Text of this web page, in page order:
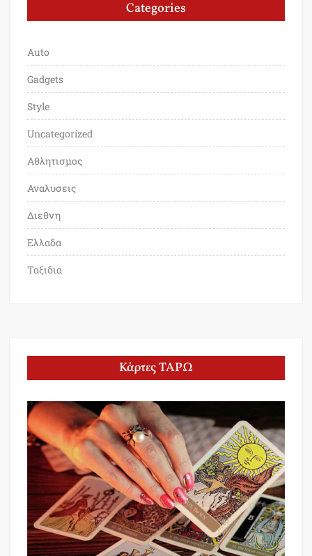
Categories
Auto
Gadgets
Style
Uncategorized
Αθλητισμος
Αναλυσεις
Διεθνη
Ελλαδα
Ταξιδια
Κάρτες ΤΑΡΩ